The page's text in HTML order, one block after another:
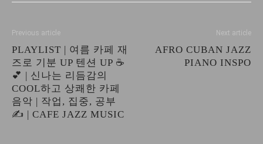
Previous article
PLAYLIST | 여름 카페 재
즈로 기분 UP 텐션 UP ☕
💕 | 신나는 리듬감의
COOL하고 상쾌한 카페
음악 | 작업, 집중, 공부
✍️ | CAFE JAZZ MUSIC
Next article
AFRO CUBAN JAZZ
PIANO INSPO